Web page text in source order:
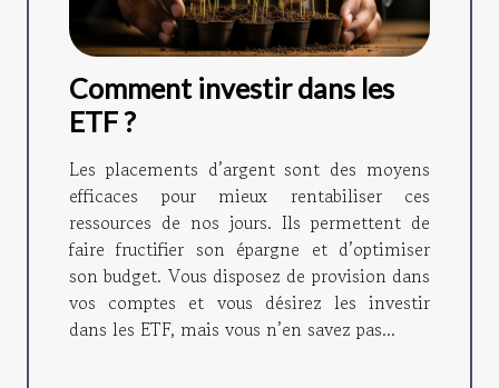
Comment investir dans les
ETF ?
Les placements d’argent sont des moyens
efficaces pour mieux rentabiliser ces
ressources de nos jours. Ils permettent de
faire fructifier son épargne et d’optimiser
son budget. Vous disposez de provision dans
vos comptes et vous désirez les investir
dans les ETF, mais vous n’en savez pas...